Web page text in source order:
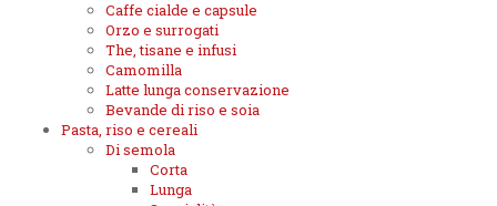
Caffe cialde e capsule
Orzo e surrogati
The, tisane e infusi
Camomilla
Latte lunga conservazione
Bevande di riso e soia
Pasta, riso e cereali
Di semola
Corta
Lunga